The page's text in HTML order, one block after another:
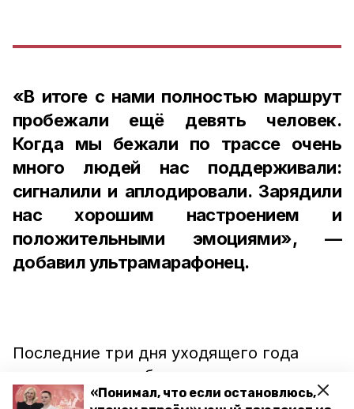
«Понимал, что если остановлюсь,
«В итоге с нами полностью маршрут
пробежали ещё девять человек.
Когда мы бежали по трассе очень
много людей нас поддерживали:
сигналили и аплодировали. Зарядили
нас хорошим настроением и
положительными эмоциями», —
добавил ультрамарафонец.
Последние три дня уходящего года
спортсмены пообещали никуда не
бегать. Следующая тренировка